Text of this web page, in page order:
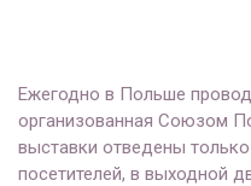
Ежегодно в Польше
организованная Союзом
выставки отведены
посетителей, в выходной